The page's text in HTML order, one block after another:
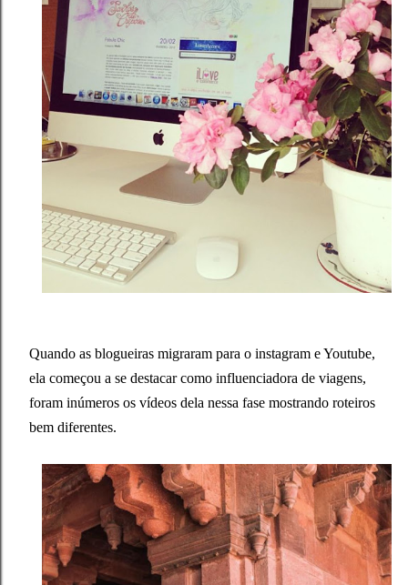
Quando as blogueiras migraram para o instagram e Youtube,
ela começou a se destacar como influenciadora de viagens,
foram inúmeros os vídeos dela nessa fase mostrando roteiros
bem diferentes.